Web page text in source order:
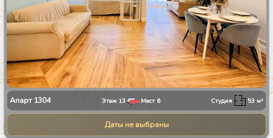
Апарт 1304 Этаж 13 Мест 6 Студия 53 м²
Даты не выбраны